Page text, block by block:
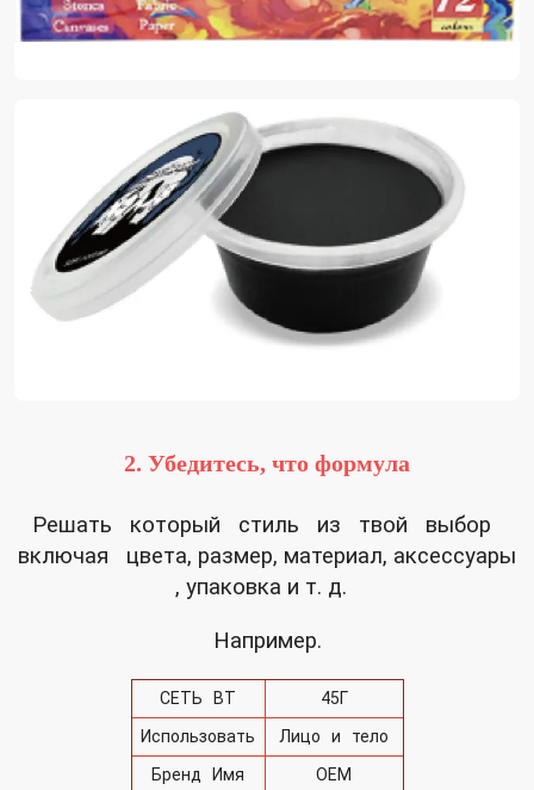
2. Убедитесь, что формула
Решать который стиль из твой выбор
включая цвета, размер, материал, аксессуары
, упаковка и т. д.
Например.
СЕТЬ ВТ
45Г
Использовать
Лицо и тело
Бренд Имя
OEM